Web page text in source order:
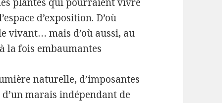
d’exposition. D’où
vivant… mais d’où aussi, au
la fois embaumantes
naturelle, d’imposantes
marais indépendant de